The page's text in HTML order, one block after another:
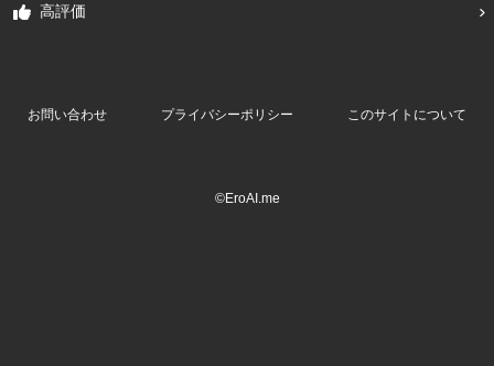
高評価
お問い合わせ プライバシーポリシー このサイトについて
©EroAI.me